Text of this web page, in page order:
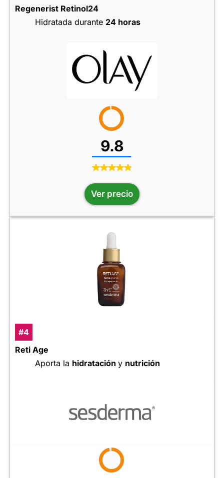
Regenerist Retinol24
Hidratada durante 24 horas
9.8
Ver precio
#4
Reti Age
Aporta la hidratación y nutrición